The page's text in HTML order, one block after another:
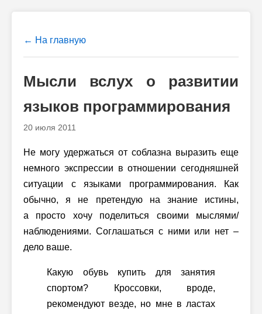
← На главную
Мысли вслух о развитии
языков программирования
20 июля 2011
Не могу удержаться от соблазна выразить еще
немного экспрессии в отношении сегодняшней
ситуации с языками программирования. Как
обычно, я не претендую на знание истины,
а просто хочу поделиться своими мыслями/
наблюдениями. Соглашаться с ними или нет –
дело ваше.
Какую обувь купить для занятия
спортом? Кроссовки, вроде,
рекомендуют везде, но мне в ластах